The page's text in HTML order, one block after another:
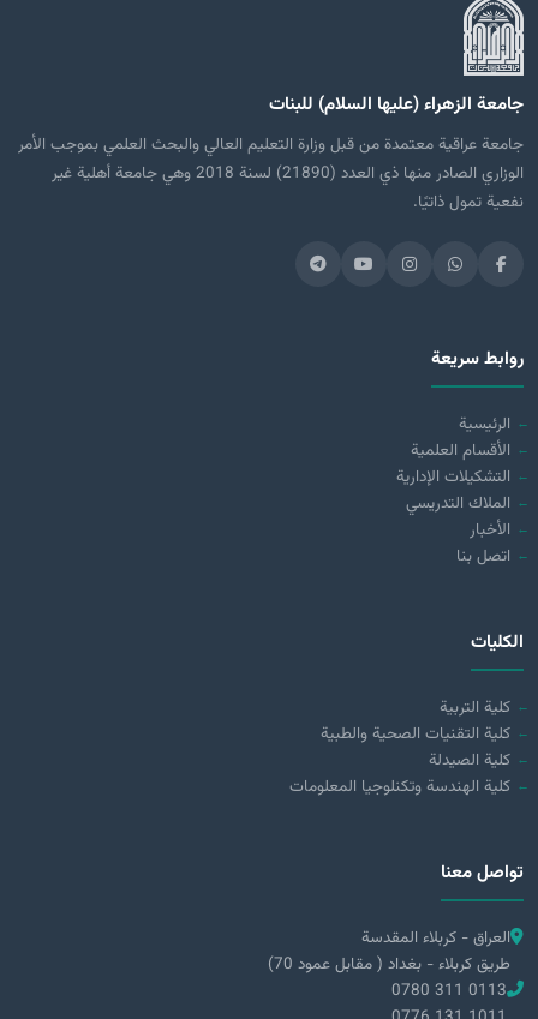
جامعة الزهراء (عليها السلام) للبنات
جامعة عراقية معتمدة من قبل وزارة التعليم العالي والبحث العلمي بموجب الأمر
الوزاري الصادر منها ذي العدد (21890) لسنة 2018 وهي جامعة أهلية غير
نفعية تمول ذاتيًا.
روابط سريعة
الرئيسية
الأقسام العلمية
التشكيلات الإدارية
الملاك التدريسي
الأخبار
اتصل بنا
الكليات
كلية التربية
كلية التقنيات الصحية والطبية
كلية الصيدلة
كلية الهندسة وتكنلوجيا المعلومات
تواصل معنا
العراق - كربلاء المقدسة
طريق كربلاء - بغداد ( مقابل عمود 70)
0780 311 0113